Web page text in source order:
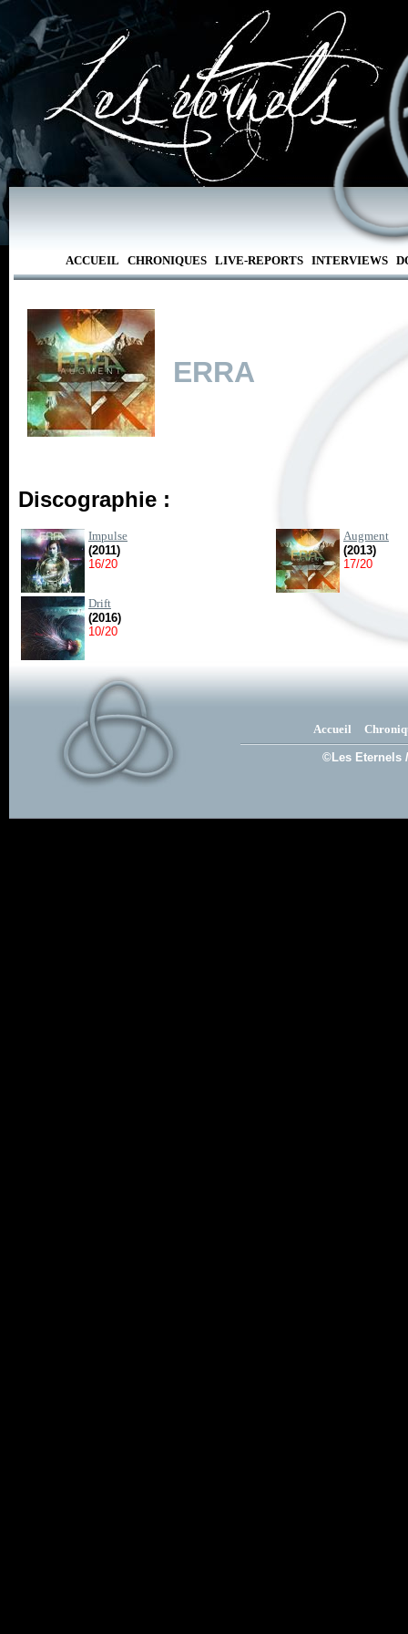
ACCUEIL CHRONIQUES LIVE-REPORTS INTERVIEWS
ERRA
Discographie :
Impulse
(2011)
16/20
Augment
(2013)
17/20
Drift
(2016)
10/20
Accueil
©Les Eternels